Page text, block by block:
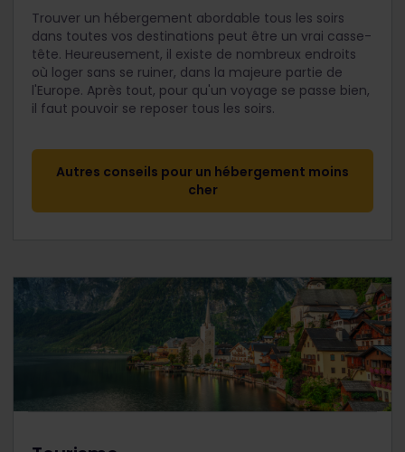
Trouver un hébergement abordable tous les soirs
dans toutes vos destinations peut être un vrai casse-
tête. Heureusement, il existe de nombreux endroits
où loger sans se ruiner, dans la majeure partie de
l'Europe. Après tout, pour qu'un voyage se passe bien,
il faut pouvoir se reposer tous les soirs.
Autres conseils pour un hébergement moins
cher